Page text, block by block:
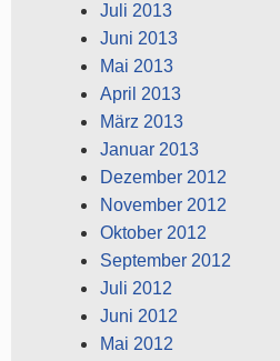
Juli 2013
Juni 2013
Mai 2013
April 2013
März 2013
Januar 2013
Dezember 2012
November 2012
Oktober 2012
September 2012
Juli 2012
Juni 2012
Mai 2012